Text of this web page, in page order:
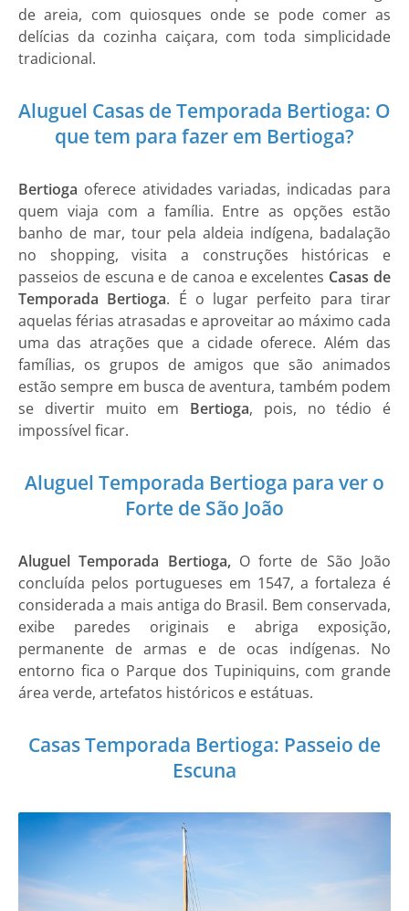
de areia, com quiosques onde se pode comer as
delícias da cozinha caiçara, com toda simplicidade
tradicional.
Aluguel Casas de Temporada Bertioga: O
que tem para fazer em Bertioga?
Bertioga oferece atividades variadas, indicadas para
quem viaja com a família. Entre as opções estão
banho de mar, tour pela aldeia indígena, badalação
no shopping, visita a construções históricas e
passeios de escuna e de canoa e excelentes Casas de
Temporada Bertioga. É o lugar perfeito para tirar
aquelas férias atrasadas e aproveitar ao máximo cada
uma das atrações que a cidade oferece. Além das
famílias, os grupos de amigos que são animados
estão sempre em busca de aventura, também podem
se divertir muito em Bertioga, pois, no tédio é
impossível ficar.
Aluguel Temporada Bertioga para ver o
Forte de São João
Aluguel Temporada Bertioga, O forte de São João
concluída pelos portugueses em 1547, a fortaleza é
considerada a mais antiga do Brasil. Bem conservada,
exibe paredes originais e abriga exposição,
permanente de armas e de ocas indígenas. No
entorno fica o Parque dos Tupiniquins, com grande
área verde, artefatos históricos e estátuas.
Casas Temporada Bertioga: Passeio de
Escuna